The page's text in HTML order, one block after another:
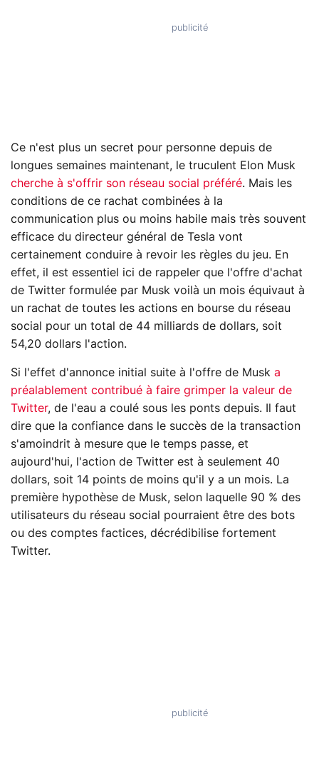
Ce n'est plus un secret pour personne depuis de
longues semaines maintenant, le truculent Elon Musk
cherche à s'offrir son réseau social préféré. Mais les
conditions de ce rachat combinées à la
communication plus ou moins habile mais très souvent
efficace du directeur général de Tesla vont
certainement conduire à revoir les règles du jeu. En
effet, il est essentiel ici de rappeler que l'offre d'achat
de Twitter formulée par Musk voilà un mois équivaut à
un rachat de toutes les actions en bourse du réseau
social pour un total de 44 milliards de dollars, soit
54,20 dollars l'action.
Si l'effet d'annonce initial suite à l'offre de Musk a
préalablement contribué à faire grimper la valeur de
Twitter, de l'eau a coulé sous les ponts depuis. Il faut
dire que la confiance dans le succès de la transaction
s'amoindrit à mesure que le temps passe, et
aujourd'hui, l'action de Twitter est à seulement 40
dollars, soit 14 points de moins qu'il y a un mois. La
première hypothèse de Musk, selon laquelle 90 % des
utilisateurs du réseau social pourraient être des bots
ou des comptes factices, décrédibilise fortement
Twitter.